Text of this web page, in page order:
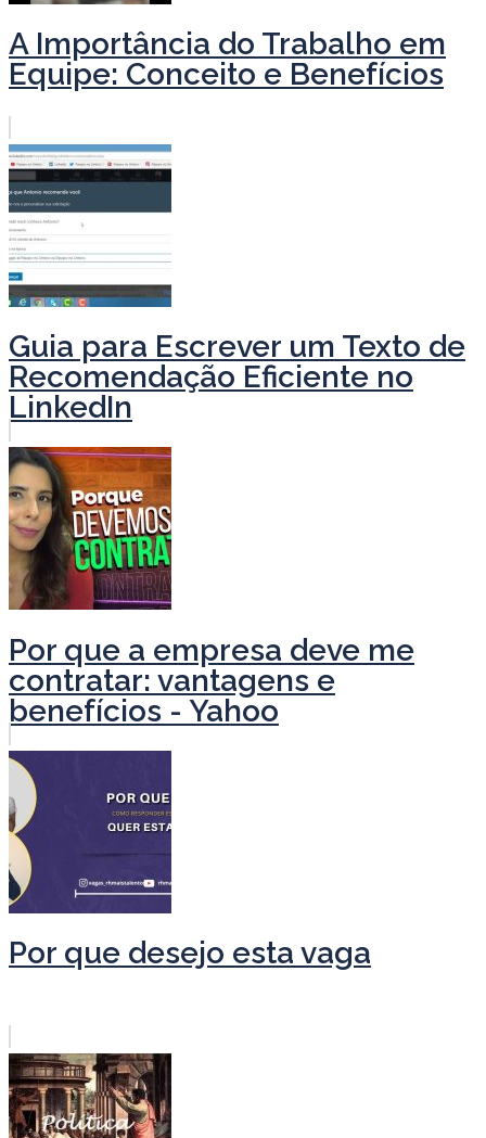
A Importância do Trabalho em
Equipe: Conceito e Benefícios
Guia para Escrever um Texto de
Recomendação Eficiente no
LinkedIn
Por que a empresa deve me
contratar: vantagens e
benefícios - Yahoo
Por que desejo esta vaga